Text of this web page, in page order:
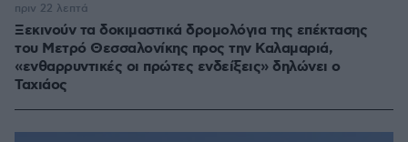
Ξεκινούν τα δοκιμαστικά δρομολόγια της επέκτασης
του Μετρό Θεσσαλονίκης προς την Καλαμαριά,
«ενθαρρυντικές οι πρώτες ενδείξεις» δηλώνει ο
Ταχιάος
πριν 22 λεπτά